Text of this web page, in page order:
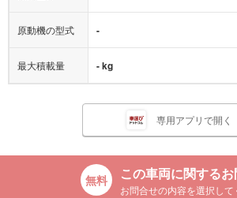
原動機の型式 -
最大積載量 - kg
専用アプリで開く
この車両に関する
お問合せの内容を選択して